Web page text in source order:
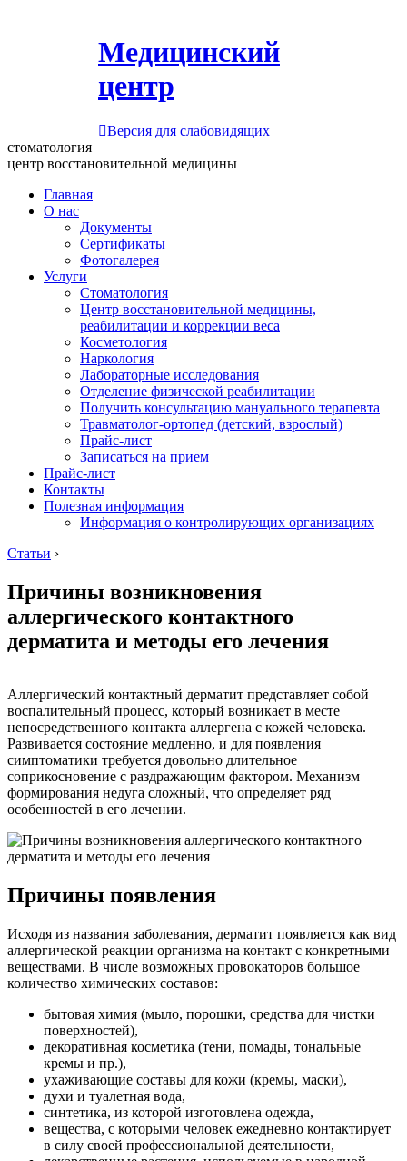
Медицинский
центр
Версия для слабовидящих
стоматология
центр восстановительной медицины
Главная
О нас
Документы
Сертификаты
Фотогалерея
Услуги
Стоматология
Центр восстановительной медицины,
реабилитации и коррекции веса
Косметология
Наркология
Лабораторные исследования
Отделение физической реабилитации
Получить консультацию мануального терапевта
Травматолог-ортопед (детский, взрослый)
Прайс-лист
Записаться на прием
Прайс-лист
Контакты
Полезная информация
Информация о контролирующих организациях
Статьи ›
Причины возникновения
аллергического контактного
дерматита и методы его лечения
Аллергический контактный дерматит представляет собой
воспалительный процесс, который возникает в месте
непосредственного контакта аллергена с кожей человека.
Развивается состояние медленно, и для появления
симптоматики требуется довольно длительное
соприкосновение с раздражающим фактором. Механизм
формирования недуга сложный, что определяет ряд
особенностей в его лечении.
Причины появления
Исходя из названия заболевания, дерматит появляется как вид
аллергической реакции организма на контакт с конкретными
веществами. В числе возможных провокаторов большое
количество химических составов:
бытовая химия (мыло, порошки, средства для чистки
поверхностей),
декоративная косметика (тени, помады, тональные
кремы и пр.),
ухаживающие составы для кожи (кремы, маски),
духи и туалетная вода,
синтетика, из которой изготовлена одежда,
вещества, с которыми человек ежедневно контактирует
в силу своей профессиональной деятельности,